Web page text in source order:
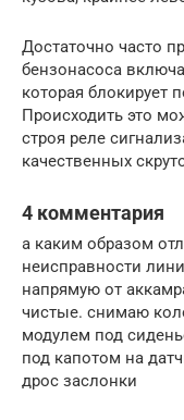
Достаточно часто
бензонасоса
которая блокирует
Происходить это
строя реле
качественных
4 комментария
а каким образом
неисправности
напрямую от
чистые. снимаю
модулем под
под капотом на
дрос заслонки